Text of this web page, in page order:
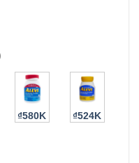
₫580K ₫524K